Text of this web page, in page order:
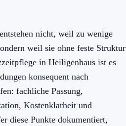
nicht, weil zu wenige
weil sie ohne feste Struktur
in Heiligenhaus ist es
konsequent nach
fachliche Passung,
Kostenklarheit und
diese Punkte dokumentiert,